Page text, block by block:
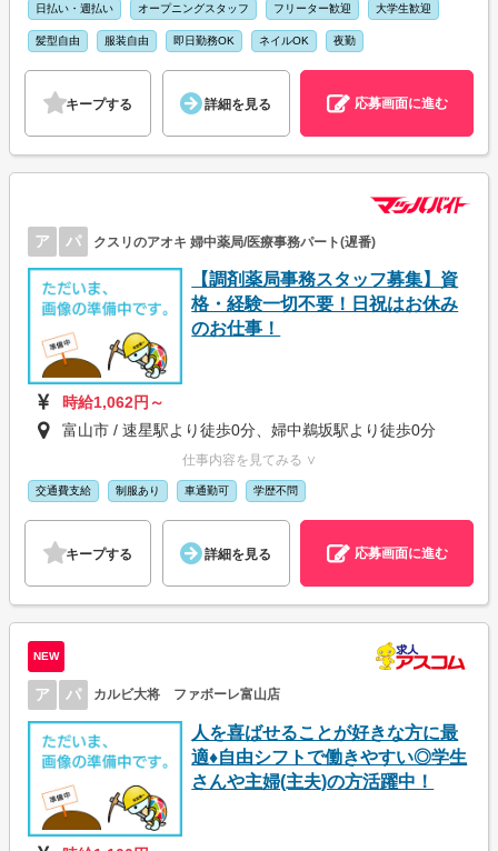
日払い・週払い オープニングスタッフ フリーター歓迎 大学生歓迎
髪型自由 服装自由 即日勤務OK ネイルOK 夜勤
キープする 詳細を見る 応募画面に進む
ア パ クスリのアオキ 婦中薬局/医療事務パート(遅番)
【調剤薬局事務スタッフ募集】資
格・経験一切不要！日祝はお休み
のお仕事！
時給1,062円～
富山市 / 速星駅より徒歩0分、婦中鵜坂駅より徒歩0分
仕事内容を見てみる ∨
交通費支給 制服あり 車通勤可 学歴不問
キープする 詳細を見る 応募画面に進む
NEW
ア パ カルビ大将 ファボーレ富山店
人を喜ばせることが好きな方に最
適♦自由シフトで働きやすい◎学生
さんや主婦(主夫)の方活躍中！